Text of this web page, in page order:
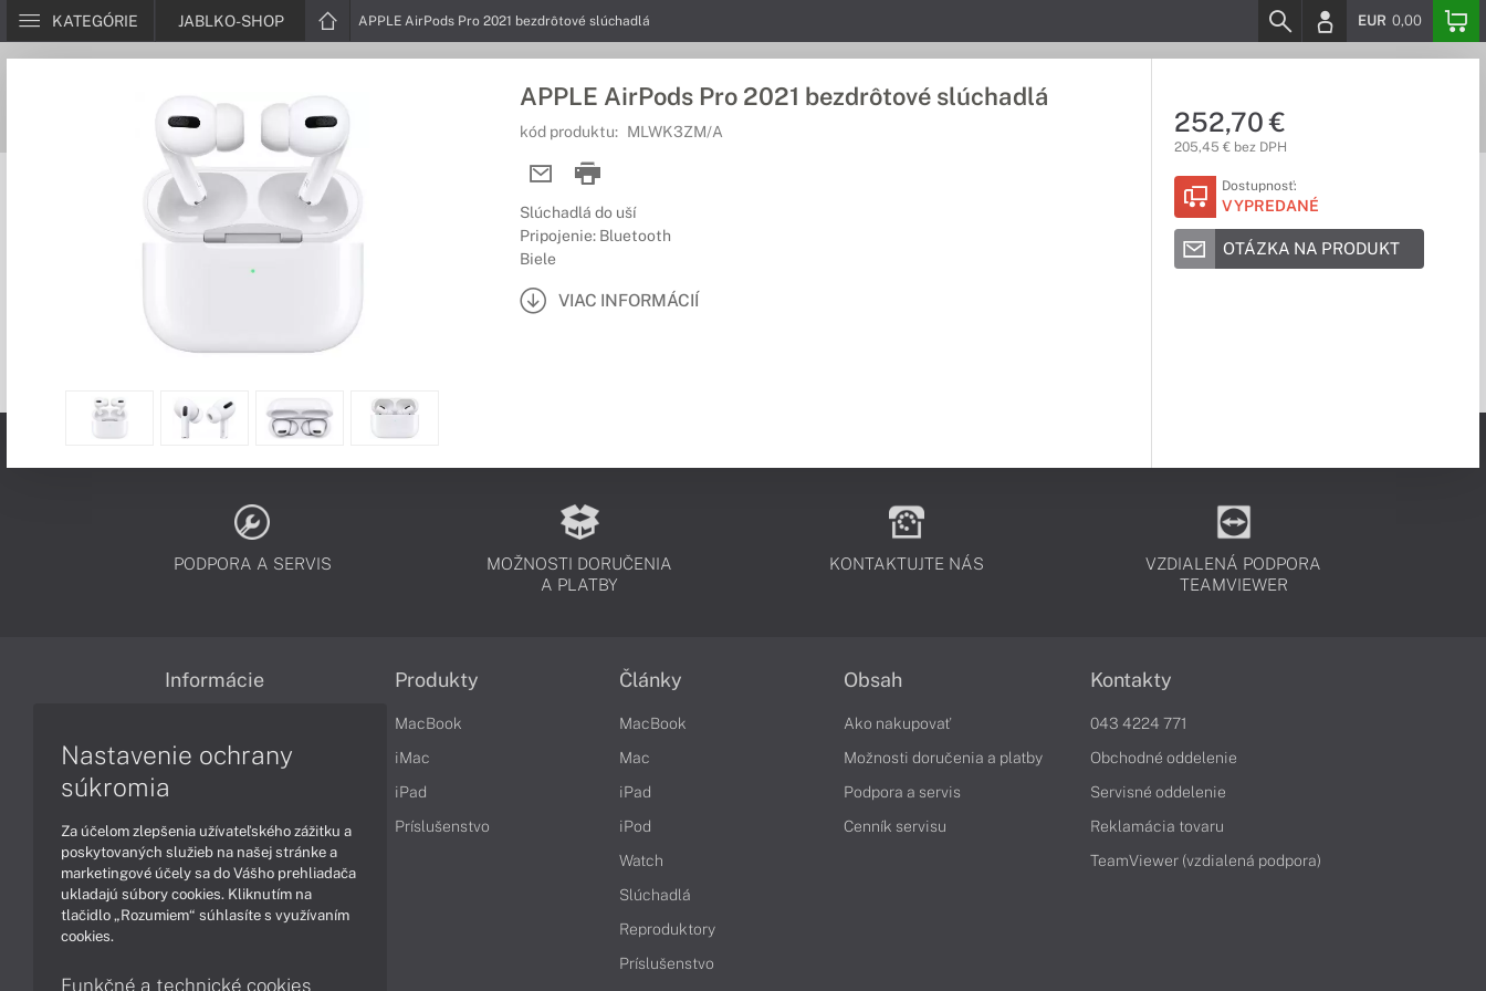
KATEGÓRIE JABLKO-SHOP APPLE AirPods Pro 2021 bezdrôtové slúchadlá EUR 0,00
APPLE AirPods Pro 2021 bezdrôtové slúchadlá
kód produktu: MLWK3ZM/A
Slúchadlá do uší
Pripojenie: Bluetooth
Biele
VIAC INFORMÁCIÍ
252,70 €
205,45 € bez DPH
Dostupnosť:
VYPREDANÉ
OTÁZKA NA PRODUKT
PODPORA A SERVIS
MOŽNOSTI DORUČENIA
A PLATBY
KONTAKTUJTE NÁS
VZDIALENÁ PODPORA
TEAMVIEWER
Informácie
Reklamačné podmienky
Ochrana osobných údajov
Vrátenie tovaru
Vyhlásenie o prístupnosti
Cookies
Produkty
MacBook
iMac
iPad
Príslušenstvo
Články
MacBook
Mac
iPad
iPod
Watch
Slúchadlá
Reproduktory
Príslušenstvo
Obsah
Ako nakupovať
Možnosti doručenia a platby
Podpora a servis
Cenník servisu
Kontakty
043 4224 771
Obchodné oddelenie
Servisné oddelenie
Reklamácia tovaru
TeamViewer (vzdialená podpora)
Nastavenie ochrany
súkromia
Za účelom zlepšenia užívateľského zážitku a
poskytovaných služieb na našej stránke a
marketingové účely sa do Vášho prehliadača
ukladajú súbory cookies. Kliknutím na
tlačidlo „Rozumiem“ súhlasíte s využívaním
cookies.
Funkčné a technické cookies